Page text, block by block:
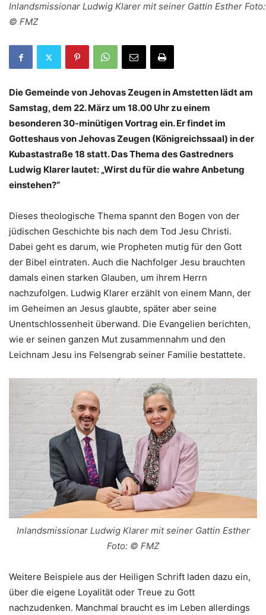
Inlandsmissionar Ludwig Klarer mit seiner Gattin Esther Foto:
© FMZ
Die Gemeinde von Jehovas Zeugen in Amstetten lädt am
Samstag, dem 22. März um 18.00 Uhr zu einem
besonderen 30-minütigen Vortrag ein. Er findet im
Gotteshaus von Jehovas Zeugen (Königreichssaal) in der
Kubastastraße 18 statt. Das Thema des Gastredners
Ludwig Klarer lautet: „Wirst du für die wahre Anbetung
einstehen?“
Dieses theologische Thema spannt den Bogen von der
jüdischen Geschichte bis nach dem Tod Jesu Christi.
Dabei geht es darum, wie Propheten mutig für den Gott
der Bibel eintraten. Auch die Nachfolger Jesu brauchten
damals einen starken Glauben, um ihrem Herrn
nachzufolgen. Ludwig Klarer erzählt von einem Mann, der
im Geheimen an Jesus glaubte, später aber seine
Unentschlossenheit überwand. Die Evangelien berichten,
wie er seinen ganzen Mut zusammennahm und den
Leichnam Jesu ins Felsengrab seiner Familie bestattete.
Inlandsmissionar Ludwig Klarer mit seiner Gattin Esther
Foto: © FMZ
Weitere Beispiele aus der Heiligen Schrift laden dazu ein,
über die eigene Loyalität oder Treue zu Gott
nachzudenken. Manchmal braucht es im Leben allerdings